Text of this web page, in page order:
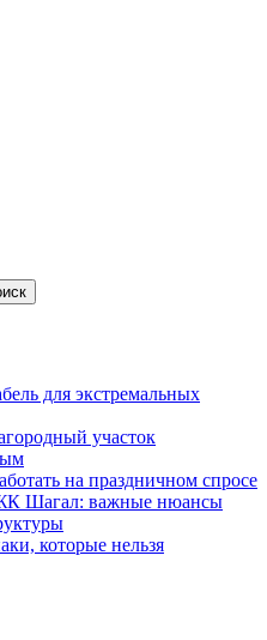
для экстремальных
участок
на праздничном спросе
Шагал: важные нюансы
которые нельзя